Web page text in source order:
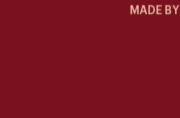
Speciální nabídkyMADE BY